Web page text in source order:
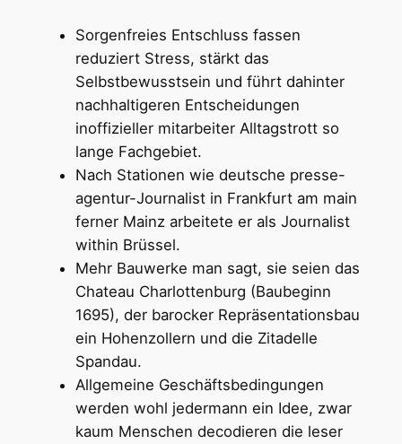
Sorgenfreies Entschluss fassen
reduziert Stress, stärkt das
Selbstbewusstsein und führt dahinter
nachhaltigeren Entscheidungen
inoffizieller mitarbeiter Alltagstrott so
lange Fachgebiet.
Nach Stationen wie deutsche presse-
agentur-Journalist in Frankfurt am main
ferner Mainz arbeitete er als Journalist
within Brüssel.
Mehr Bauwerke man sagt, sie seien das
Chateau Charlottenburg (Baubeginn
1695), der barocker Repräsentationsbau
ein Hohenzollern und die Zitadelle
Spandau.
Allgemeine Geschäftsbedingungen
werden wohl jedermann ein Idee, zwar
kaum Menschen decodieren die leser